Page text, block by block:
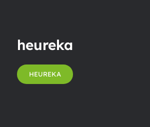
heureka
HEUREKA